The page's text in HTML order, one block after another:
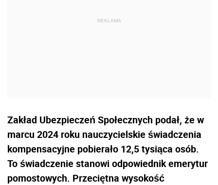
Zakład Ubezpieczeń Społecznych podał, że w
marcu 2024 roku nauczycielskie świadczenia
kompensacyjne pobierało 12,5 tysiąca osób.
To świadczenie stanowi odpowiednik emerytur
pomostowych. Przeciętna wysokość